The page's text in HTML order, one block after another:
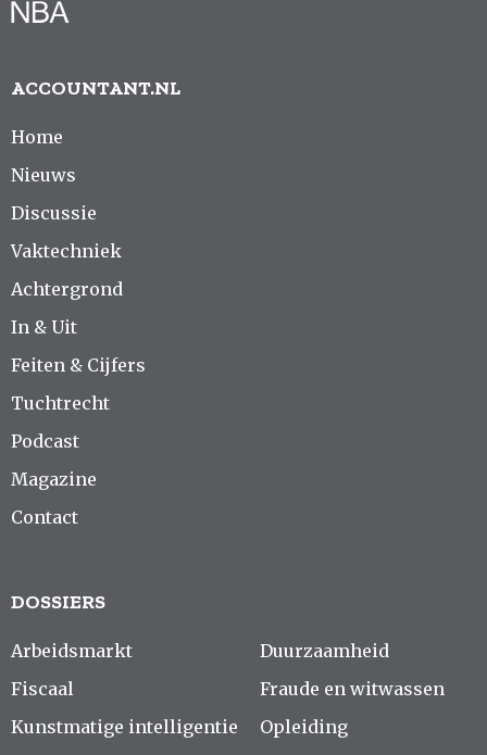
ACCOUNTANT.NL
Home
Nieuws
Discussie
Vaktechniek
Achtergrond
In & Uit
Feiten & Cijfers
Tuchtrecht
Podcast
Magazine
Contact
DOSSIERS
Arbeidsmarkt
Fiscaal
Kunstmatige intelligentie
Duurzaamheid
Fraude en witwassen
Opleiding